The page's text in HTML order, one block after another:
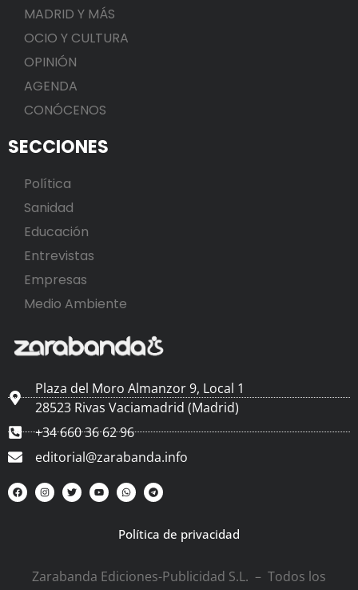
MADRID Y MÁS
OCIO Y CULTURA
OPINIÓN
AGENDA
CONÓCENOS
SECCIONES
Política
Sanidad
Educación
Entrevistas
Empresas
Medio Ambiente
Plaza del Moro Almanzor 9, Local 1
28523 Rivas Vaciamadrid (Madrid)
+34 660 36 62 96
editorial@zarabanda.info
Política de privacidad
Zarabanda Ediciones-Publicidad S.L. – Todos los